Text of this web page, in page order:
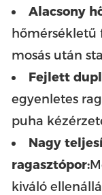
Alacsony
hőmérsékletű
mosás után
Fejlett
egyenletes
puha
Nagy
ragasztópor:
kiváló